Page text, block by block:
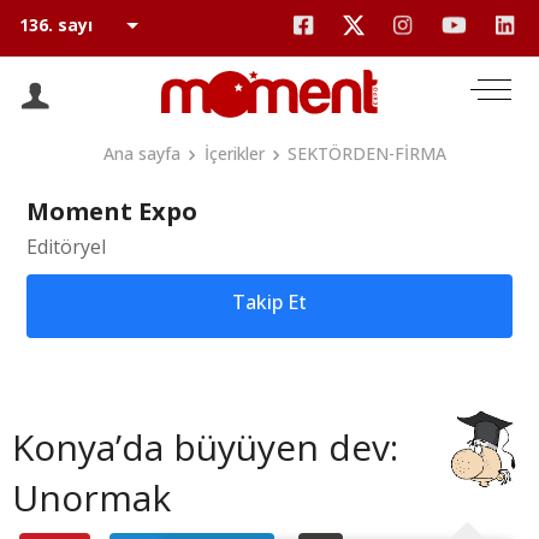
Ana sayfa İçerikler SEKTÖRDEN-FİRMA
Moment Expo
Editöryel
Takip Et
Konya’da büyüyen dev:
Unormak